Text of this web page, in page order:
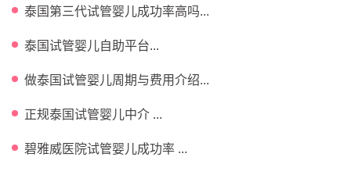
泰国第三代试管婴儿成功率高吗...
泰国试管婴儿自助平台...
做泰国试管婴儿周期与费用介绍...
正规泰国试管婴儿中介 ...
碧雅威医院试管婴儿成功率 ...